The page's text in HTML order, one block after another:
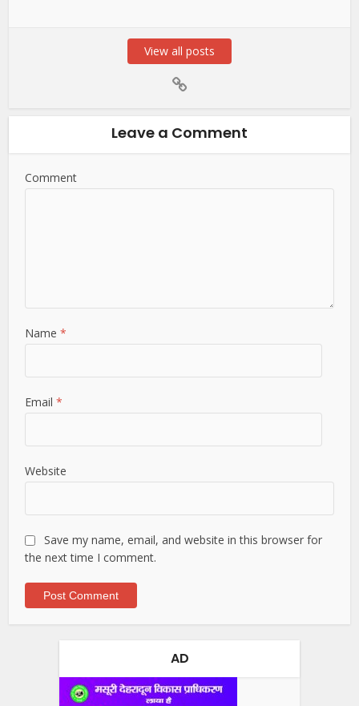
View all posts
Leave a Comment
Comment
Name*
Email*
Website
Save my name, email, and website in this browser for
the next time I comment.
AD